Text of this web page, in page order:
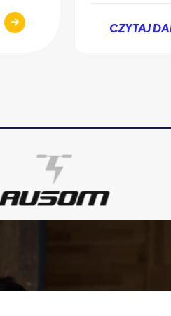
CZYTAJ